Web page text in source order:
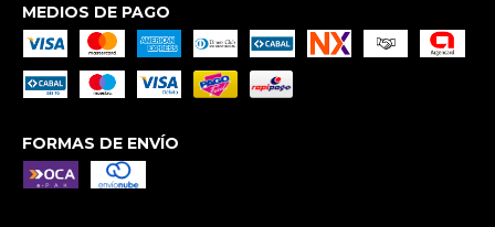
MEDIOS DE PAGO
FORMAS DE ENVÍO